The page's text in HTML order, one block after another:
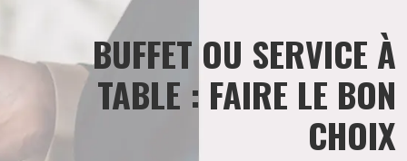
BUFFET OU SERVICE À
TABLE : FAIRE LE BON
CHOIX